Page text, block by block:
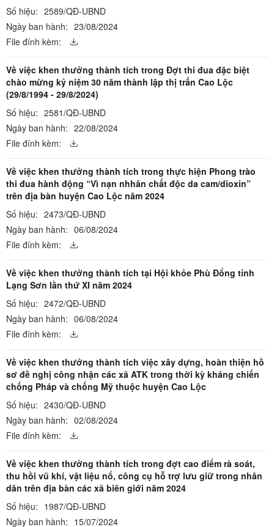
Số hiệu: 2589/QĐ-UBND
Ngày ban hành: 23/08/2024
File đính kèm:
Về việc khen thưởng thành tích trong Đợt thi đua đặc biệt
chào mừng kỷ niệm 30 năm thành lập thị trấn Cao Lộc
(29/8/1994 - 29/8/2024)
Số hiệu: 2581/QĐ-UBND
Ngày ban hành: 22/08/2024
File đính kèm:
Về việc khen thưởng thành tích trong thực hiện Phong trào
thi đua hành động “Vì nạn nhhân chất độc da cam/dioxin”
trên địa bàn huyện Cao Lộc năm 2024
Số hiệu: 2473/QĐ-UBND
Ngày ban hành: 06/08/2024
File đính kèm:
Về việc khen thưởng thành tích tại Hội khỏe Phù Đổng tỉnh
Lạng Sơn lần thứ XI năm 2024
Số hiệu: 2472/QĐ-UBND
Ngày ban hành: 06/08/2024
File đính kèm:
Về việc khen thưởng thành tích việc xây dựng, hoàn thiện hồ
sơ đề nghị công nhận các xã ATK trong thời kỳ kháng chiến
chống Pháp và chống Mỹ thuộc huyện Cao Lộc
Số hiệu: 2430/QĐ-UBND
Ngày ban hành: 02/08/2024
File đính kèm:
Về việc khen thưởng thành tích trong đợt cao điểm rà soát,
thu hồi vũ khí, vật liệu nổ, công cụ hỗ trợ lưu giữ trong nhân
dân trên địa bàn các xã biên giới năm 2024
Số hiệu: 1987/QĐ-UBND
Ngày ban hành: 15/07/2024